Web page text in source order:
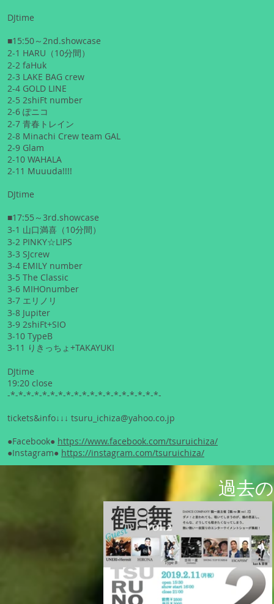
DJtime
■15:50～2nd.showcase
2-1 HARU（10分間）
2-2 faHuk
2-3 LAKE BAG crew
2-4 GOLD LINE
2-5 2shiFt number
2-6 ぽニコ
2-7 青春トレイン
2-8 Minachi Crew team GAL
2-9 Glam
2-10 WAHALA
2-11 Muuuda!!!!
DJtime
■17:55～3rd.showcase
3-1 山口満喜（10分間）
3-2 PINKY☆LIPS
3-3 SJcrew
3-4 EMILY number
3-5 The Classic
3-6 MIHOnumber
3-7 エリノリ
3-8 Jupiter
3-9 2shiFt+SIO
3-10 TypeB
3-11 りきっちょ+TAKAYUKI
DJtime
19:20 close
-*-*-*-*-*-*-*-*-*-*-*-*-*-*-*-*-*-*-*-
tickets&info↓↓↓ tsuru_ichiza@yahoo.co.jp
●Facebook● https://www.facebook.com/tsuruichiza/
●Instagram● https://instagram.com/tsuruichiza/
過去